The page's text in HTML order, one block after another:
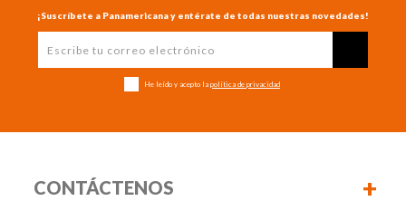
¡Suscríbete a Panamericana y entérate de todas nuestras novedades!
He leído y acepto la política de privacidad
CONTÁCTENOS +